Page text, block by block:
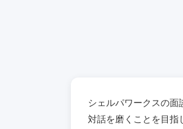
シェルパワークスの
対話を磨くことを目指